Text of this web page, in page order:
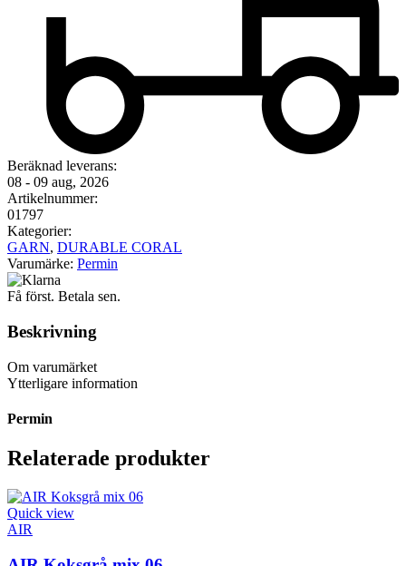
Beräknad leverans:
08 - 09 aug, 2026
Artikelnummer:
01797
Kategorier:
GARN, DURABLE CORAL
Varumärke: Permin
Få först. Betala sen.
Beskrivning
Om varumärket
Ytterligare information
Permin
Relaterade produkter
Quick view
AIR